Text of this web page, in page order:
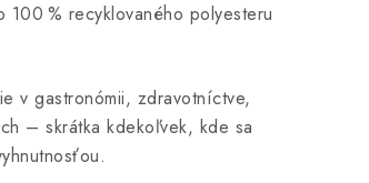
% recyklovaného polyesteru
v gastronómii, zdravotníctve,
– skrátka kdekoľvek, kde sa